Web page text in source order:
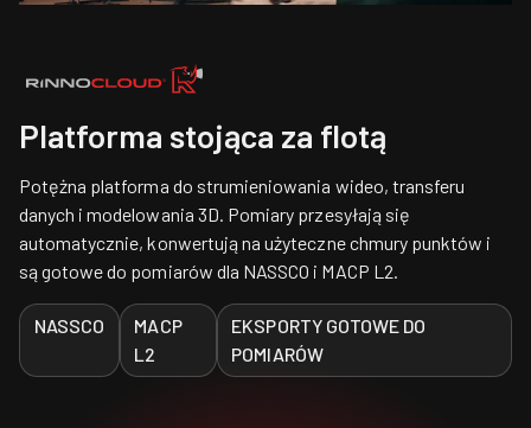
Platforma stojąca za flotą
Potężna platforma do strumieniowania wideo, transferu
danych i modelowania 3D. Pomiary przesyłają się
automatycznie, konwertują na użyteczne chmury punktów i
są gotowe do pomiarów dla NASSCO i MACP L2.
NASSCO
MACP
L2
EKSPORTY GOTOWE DO
POMIARÓW